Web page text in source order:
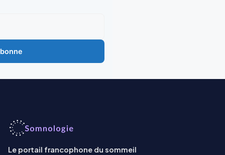
Le portail francophone du sommeil